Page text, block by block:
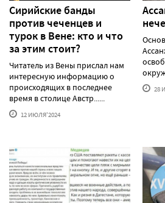
Сирийские банды
против чеченцев и
турок в Вене: кто и что
за этим стоит?
Читатель из Вены прислал нам
интересную информацию о
происходящих в последнее
время в столице Австр......
12 ИЮЛЯ'2024
28